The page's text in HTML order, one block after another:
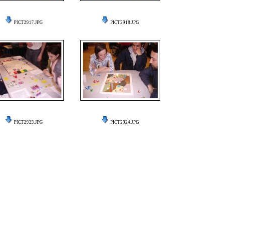
PICT2917.JPG PICT2918.JPG
PICT2923.JPG PICT2924.JPG